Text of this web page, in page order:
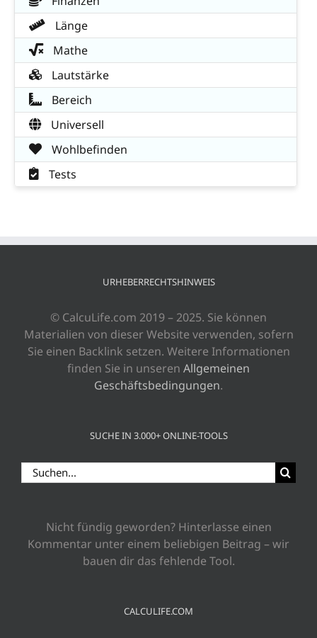
Länge
Mathe
Lautstärke
Bereich
Universell
Wohlbefinden
Tests
URHEBERRECHTSHINWEIS
© CalcuLife.com 2019 – 2025. Sie können
Materialien von dieser Website verwenden, sofern
Sie einen Backlink setzen. Weitere Informationen
finden Sie in unseren Allgemeinen
Geschäftsbedingungen.
SUCHE IN 3.000+ ONLINE-TOOLS
Suche
nach:
Nicht fündig geworden? Hinterlasse einen
Kommentar unter einem beliebigen Beitrag – wir
bauen dir das fehlende Tool.
CALCULIFE.COM